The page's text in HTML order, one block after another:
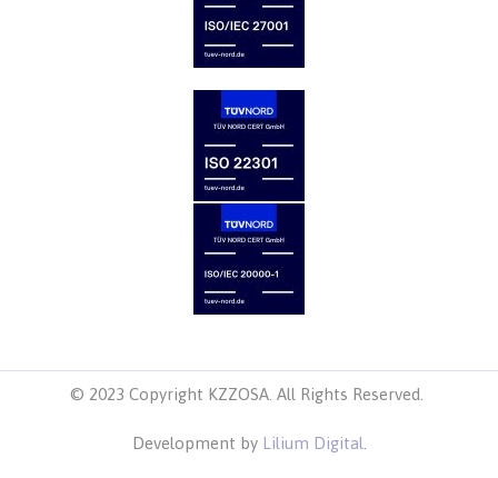
© 2023 Copyright KZZOSA. All Rights Reserved.
Development by Lilium Digital